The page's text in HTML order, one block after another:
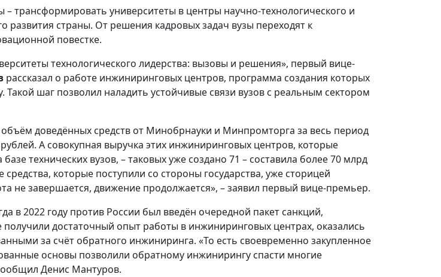
– трансформировать университеты в центры научно-технологического и
развития страны. От решения кадровых задач вузы переходят к
повестке.
технологического лидерства: вызовы и решения», первый вице-
рассказал о работе инжиниринговых центров, программа создания которых
Такой шаг позволил наладить устойчивые связи вузов с реальным сектором
доведённых средств от Минобрнауки и Минпромторга за весь период
А совокупная выручка этих инжиниринговых центров, которые
технических вузов, – таковых уже создано 71 – составила более 70 млрд
которые поступили со стороны государства, уже сторицей
не завершается, движение продолжается», – заявил первый вице-премьер.
в 2022 году против России был введён очередной пакет санкций,
достаточный опыт работы в инжиниринговых центрах, оказались
за счёт обратного инжиниринга. «То есть своевременно закупленное
основы позволили обратному инжинирингу спасти многие
Денис Мантуров.